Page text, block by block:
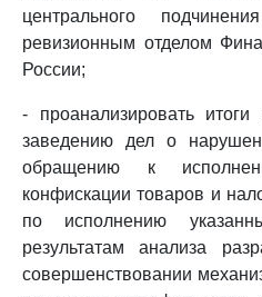
центрального
ревизионным отделом
России;
- проанализировать
заведению дел о
обращению к
конфискации товаров и
по исполнению
результатам анализа
совершенствовании